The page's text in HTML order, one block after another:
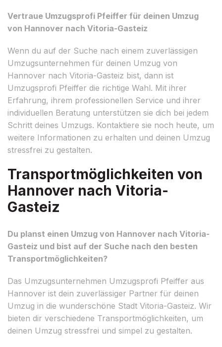
Vertraue Umzugsprofi Pfeiffer für deinen Umzug
von Hannover nach Vitoria-Gasteiz
Wenn du auf der Suche nach einem zuverlässigen
Umzugsunternehmen für deinen Umzug von
Hannover nach Vitoria-Gasteiz bist, dann ist
Umzugsprofi Pfeiffer die richtige Wahl. Mit ihrer
Erfahrung, ihrem professionellen Service und ihrer
individuellen Beratung unterstützen sie dich bei jedem
Schritt deines Umzugs. Kontaktiere sie noch heute, um
weitere Informationen zu erhalten und deinen Umzug
stressfrei zu gestalten.
Transportmöglichkeiten von
Hannover nach Vitoria-
Gasteiz
Du planst einen Umzug von Hannover nach Vitoria-
Gasteiz und bist auf der Suche nach den besten
Transportmöglichkeiten?
Das Umzugsunternehmen Umzugsprofi Pfeiffer aus
Hannover ist dein zuverlässiger Partner für deinen
Umzug in die wunderschöne Stadt Vitoria-Gasteiz. Wir
bieten dir verschiedene Transportmöglichkeiten, um
deinen Umzug stressfrei und simpel zu gestalten.